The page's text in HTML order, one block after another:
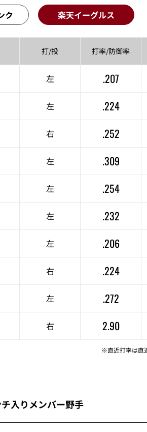
ク 楽天イーグルス
打/投 打率/防御率
左 .207
左 .224
右 .252
左 .309
左 .254
左 .232
左 .206
右 .224
左 .272
右 2.90
※直近打率は直
入りメンバー野手